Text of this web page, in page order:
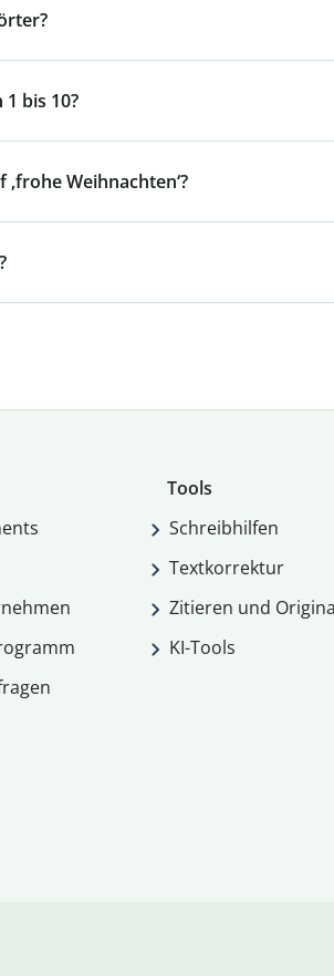
bis 10?
Weihnachten‘?
Tools
Schreibhilfen
Textkorrektur
Zitieren und
KI-Tools